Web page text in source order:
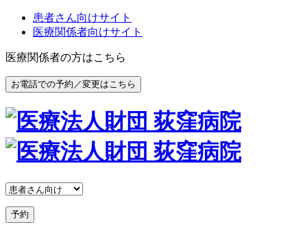
患者さん向けサイト
医療関係者向けサイト
医療関係者の方はこちら
お電話での予約／変更はこちら
予約